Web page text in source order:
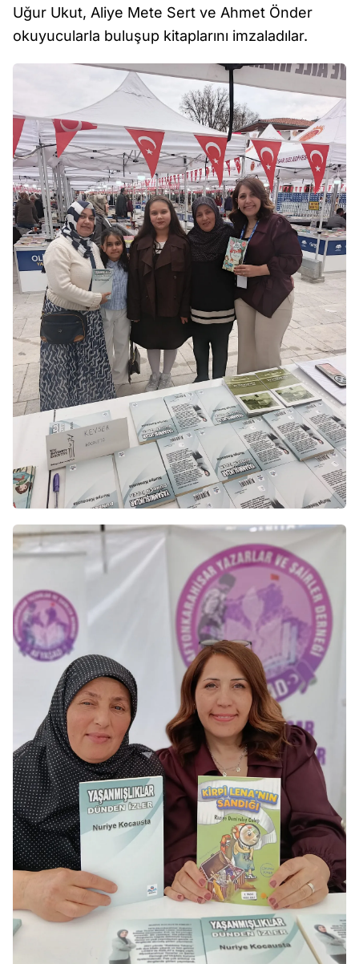
Uğur Ukut, Aliye Mete Sert ve Ahmet Önder
okuyucularla buluşup kitaplarını imzaladılar.